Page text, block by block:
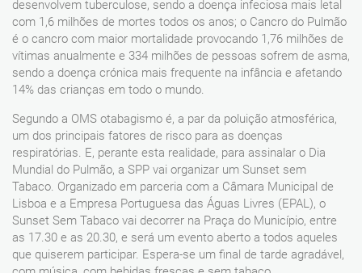
desenvolvem tuberculose, sendo a doença infeciosa mais letal
com 1,6 milhões de mortes todos os anos; o Cancro do Pulmão
é o cancro com maior mortalidade provocando 1,76 milhões de
vítimas anualmente e 334 milhões de pessoas sofrem de asma,
sendo a doença crónica mais frequente na infância e afetando
14% das crianças em todo o mundo.
Segundo a OMS otabagismo é, a par da poluição atmosférica,
um dos principais fatores de risco para as doenças
respiratórias. E, perante esta realidade, para assinalar o Dia
Mundial do Pulmão, a SPP vai organizar um Sunset sem
Tabaco. Organizado em parceria com a Câmara Municipal de
Lisboa e a Empresa Portuguesa das Águas Livres (EPAL), o
Sunset Sem Tabaco vai decorrer na Praça do Município, entre
as 17.30 e as 20.30, e será um evento aberto a todos aqueles
que quiserem participar. Espera-se um final de tarde agradável,